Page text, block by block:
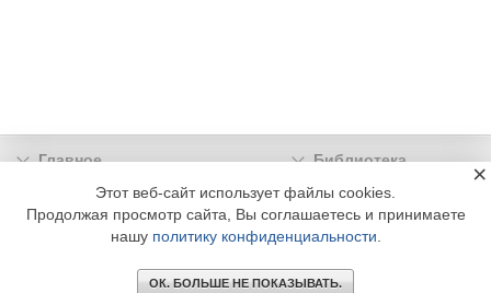
Главное
Библиотека
Подписка
Реклама
Информация
© 2002 - 2026 OOO Издательский дом «МЕДИА ТЕХНОЛОДЖИ» +7 (495) 665-00-
Этот веб-сайт использует файлы cookies.
Продолжая просмотр сайта, Вы соглашаетесь и принимаете
нашу политику конфиденциальности
ОК. БОЛЬШЕ НЕ ПОКАЗЫВАТЬ.
×